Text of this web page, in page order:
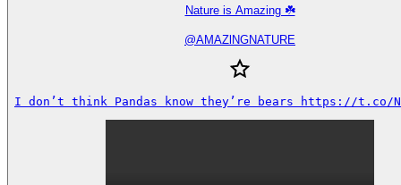
Nature is Amazing ☘️
@AMAZlNGNATURE
I don’t think Pandas know they’re bears https://t.co/